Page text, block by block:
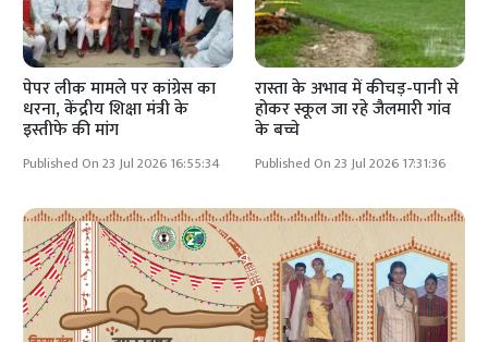
पेपर लीक मामले पर कांग्रेस का
धरना, केंद्रीय शिक्षा मंत्री के
इस्तीफे की मांग
Published On 23 Jul 2026 16:55:34
रास्ता के अभाव में कीचड़-पानी से
होकर स्कूल जा रहे जैलमारी गांव
के बच्चे
Published On 23 Jul 2026 17:31:36